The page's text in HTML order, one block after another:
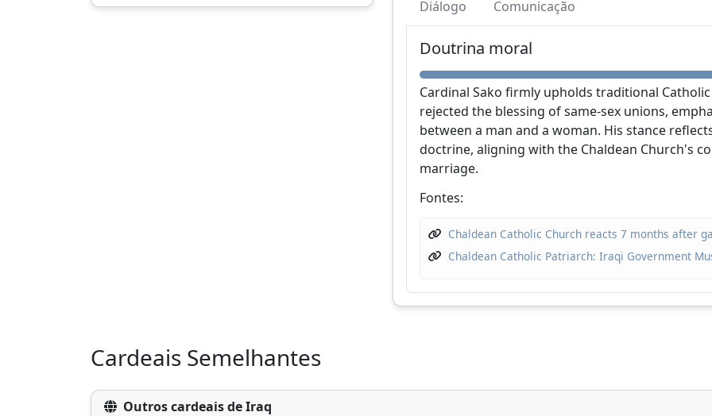
Diálogo Comunicação
Doutrina moral
Cardinal Sako firmly upholds traditional
rejected the blessing of same-sex unions,
between a man and a woman. His stance
doctrine, aligning with the Chaldean Church's
marriage.
Fontes:
Chaldean Catholic Church reacts 7 months after
Chaldean Catholic Patriarch: Iraqi Government
Cardeais Semelhantes
Outros cardeais de Iraq
CatéGPT.chat
Ajude-nos a continuar nossa missão
CatéGPT, a organização por trás do
Conclavoscope, precisa do seu apoio para
continuar desenvolvendo ferramentas de
e melhorando a compreensão da Igreja Católica.
técnico
aprofundada
independente